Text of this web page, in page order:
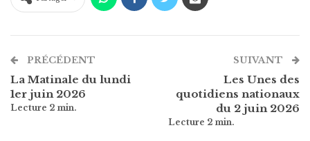
PRÉCÉDENT
La Matinale du lundi
1er juin 2026
SUIVANT
Les Unes des
quotidiens nationaux
du 2 juin 2026